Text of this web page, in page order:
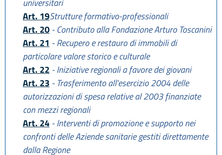
universitari
Art. 19Strutture formativo-professionali
Art. 20 - Contributo alla Fondazione Arturo Toscanini
Art. 21 - Recupero e restauro di immobili di
particolare valore storico e culturale
Art. 22 - Iniziative regionali a favore dei giovani
Art. 23 - Trasferimento all'esercizio 2004 delle
autorizzazioni di spesa relative al 2003 finanziate
con mezzi regionali
Art. 24 - Interventi di promozione e supporto nei
confronti delle Aziende sanitarie gestiti direttamente
dalla Regione